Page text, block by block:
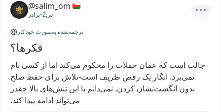
@salim_om
برادر• 2س
ترجمه‌شده به‌صورت خودکار
فکر‌ها؟
جالب است که عمان حملات را محکوم می‌کند اما از کسی نام
نمی‌برد. انگار یک رقص ظریف است-تلاش برای حفظ صلح
بدون انگشت‌نشان کردن. نمی‌دانم با این تنش‌های بالا چقدر
می‌تواند ادامه پیدا کند.